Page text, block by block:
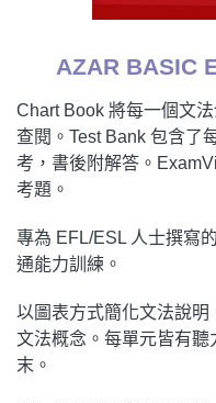
AZAR BASIC
Chart Book 將每一個文
查閱。Test Bank 包含了
考，書後附解答。
考題。
專為 EFL/ESL 人士撰寫
通能力訓練。
以圖表方式簡化文法說
文法概念。每單元皆有
末。